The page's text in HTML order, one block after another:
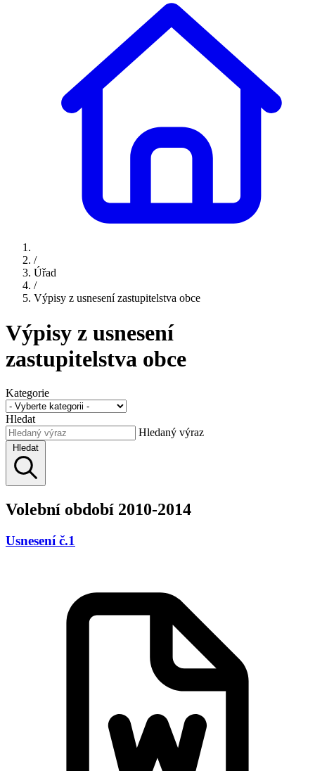
/
Úřad
/
Výpisy z usnesení zastupitelstva obce
Výpisy z usnesení
zastupitelstva obce
Kategorie
Hledat
Hledaný výraz
Hledat
Volební období 2010-2014
Usnesení č.1